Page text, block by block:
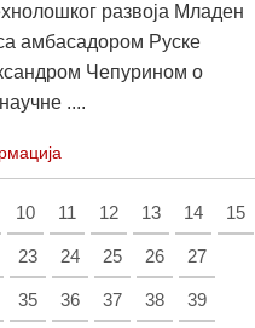
развоја Младен
амбасадором Руске
Чепурином о
....
10 11 12 13 14 15
23 24 25 26 27
35 36 37 38 39